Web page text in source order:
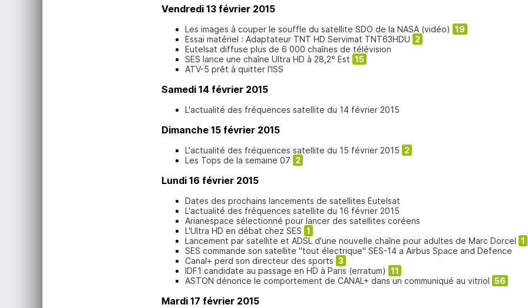
Vendredi 13 février 2015
Les images à couper le souffle du satellite SDO de la NASA (vidéo) 19
Essai matériel : Adaptateur TNT HD Servimat TNT63HDU 2
Eutelsat diffuse plus de 6 000 chaînes de télévision
SES lance une chaîne Ultra HD à 28,2° Est 15
ATV-5 prêt à quitter l'ISS
Samedi 14 février 2015
L'actualité des fréquences satellite du 14 février 2015
Dimanche 15 février 2015
L'actualité des fréquences satellite du 15 février 2015 2
Les Tops de la semaine 07 2
Lundi 16 février 2015
Dates des prochains lancements de satellites Eutelsat
L'actualité des fréquences satellite du 16 février 2015
Arianespace sélectionné pour lancer des satellites coréens
L'Ultra HD en débat chez SES 1
Lancement par satellite et ADSL d'une nouvelle chaîne pour adultes de Marc Dorcel 1
SES commande son satellite "tout électrique" SES-14 a Airbus Space and Defence
Canal+ perd son directeur des sports 3
IDF1 candidate au passage en HD à Paris (erratum) 11
ASTON dénonce le comportement de CANAL+ dans un communiqué au vitriol 56
Mardi 17 février 2015